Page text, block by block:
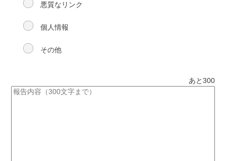
悪質なリンク
個人情報
その他
あと300